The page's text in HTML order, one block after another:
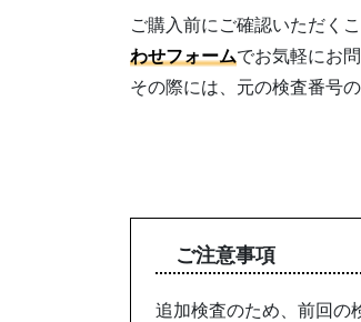
ご購入前にご確認いただく
わせフォームでお気軽にお
その際には、元の検査番号
ご注意事項
追加検査のため、前回の